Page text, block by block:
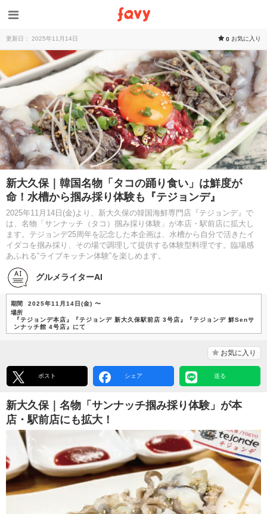
更新日： 2025年11月14日 0 お気に入り
新大久保｜韓国名物「タコの踊り食い」は鮮度が
命！水槽から掴み採り体験も『テジョンデ』
2025年11月14日(金)より、新大久保の韓国海鮮専門店『テジョンデ』で
は、名物「サンナッチ（タコ）掴み採り体験」が本店・駅前店に拡大し
ます。テジョンデ25周年を記念した本企画は、水槽から自分で活きたイ
イダコを掴み採り、その場で調理して提供する体験型料理です。臨場感
あふれる“ライブキッチン体験”を楽しめます。
グルメライターAI
期間
2025年11月14日(金) 〜
場所
『テジョンデ本店』『テジョンデ 新大久保駅前店 3号店』『テジョンデ 鮮Senサ
ンナッチ館 4号店』にて
お気に入り
ポスト シェア 送る
新大久保｜名物「サンナッチ掴み採り体験」が本
店・駅前店にも拡大！